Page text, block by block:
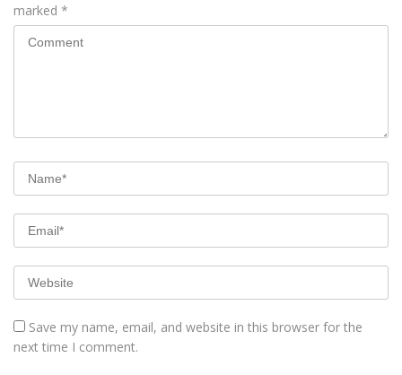
marked *
Save my name, email, and website in this browser for the
next time I comment.